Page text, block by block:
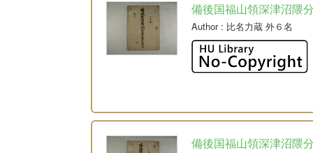
備後国福山領深津沼隈
Author: 比名力蔵 外６名
備後国福山領深津沼隈